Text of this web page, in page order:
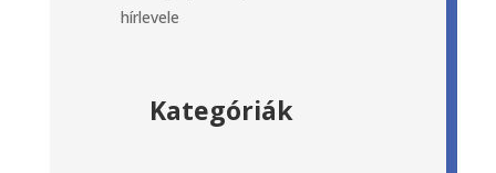
hírlevele
Kategóriák